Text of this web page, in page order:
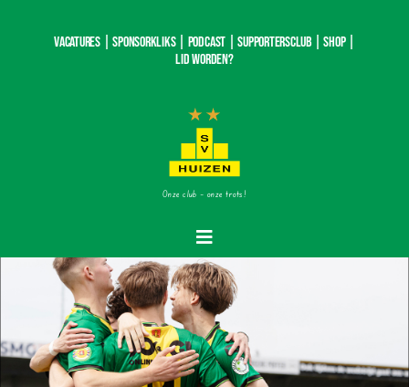
Vacatures | SponsorKliks | Podcast |Supportersclub|Shop|
Lid worden?
Onze club – onze trots!
Toggle
Navigatie
Home
Nieuws